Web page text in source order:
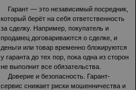
Гарант — это независимый посредник,
который берёт на себя ответственность
за сделку. Например, покупатель и
продавец договариваются о сделке, и
деньги или товар временно блокируются
у гаранта до тех пор, пока одна из сторон
не выполнит все обязательства.
Доверие и безопасность. Гарант-
сервис снижает риски мошенничества и